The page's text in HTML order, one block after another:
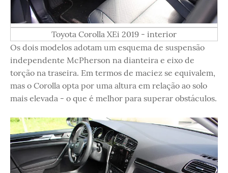
Toyota Corolla XEi 2019 - interior
Os dois modelos adotam um esquema de suspensão
independente McPherson na dianteira e eixo de
torção na traseira. Em termos de maciez se equivalem,
mas o Corolla opta por uma altura em relação ao solo
mais elevada - o que é melhor para superar obstáculos.